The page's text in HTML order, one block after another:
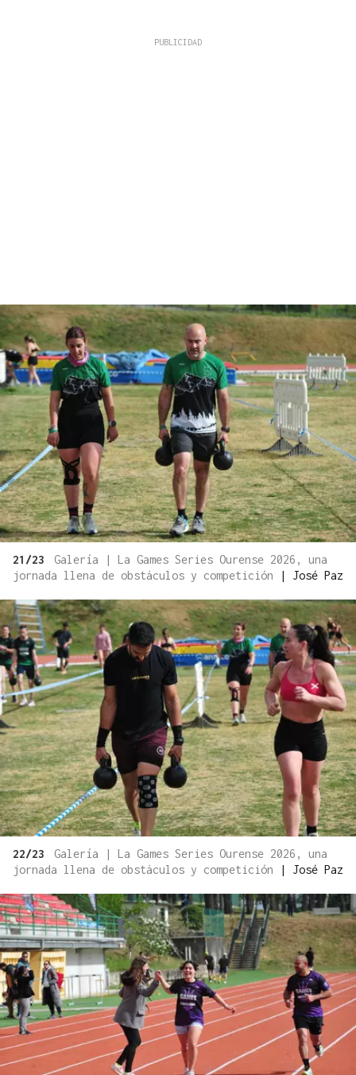
21/23
Galería | La Games Series Ourense 2026, una
jornada llena de obstáculos y competición
| José Paz
22/23
Galería | La Games Series Ourense 2026, una
jornada llena de obstáculos y competición
| José Paz